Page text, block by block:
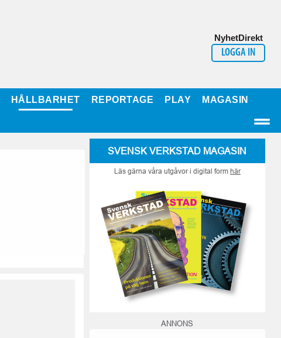
NyhetDirekt
LOGGA IN
HÅLLBARHET REPORTAGE PLAY MAGASIN
SVENSK VERKSTAD MAGASIN
Läs gärna våra utgåvor i digital form här
ANNONS